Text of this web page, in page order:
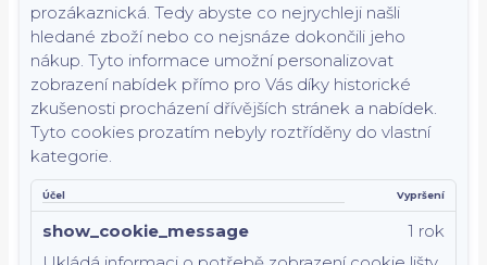
prozákaznická. Tedy abyste co nejrychleji našli
hledané zboží nebo co nejsnáze dokončili jeho
nákup. Tyto informace umožní personalizovat
zobrazení nabídek přímo pro Vás díky historické
zkušenosti procházení dřívějších stránek a nabídek.
Tyto cookies prozatím nebyly roztříděny do vlastní
kategorie.
Účel Vypršení
show_cookie_message
1 rok